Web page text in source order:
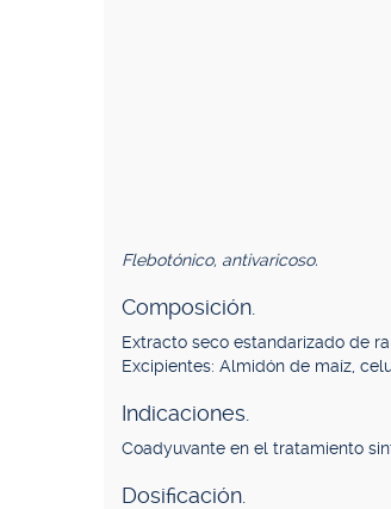
Flebotónico, antivaricoso.
Composición.
Extracto seco estandarizado de
Excipientes: Almidón de maíz,
Indicaciones.
Coadyuvante en el tratamiento
Dosificación.